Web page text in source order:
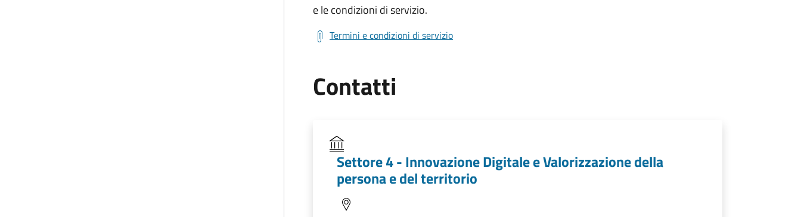
e le condizioni di servizio.
Termini e condizioni di servizio
Contatti
Settore 4 - Innovazione Digitale e Valorizzazione della
persona e del territorio